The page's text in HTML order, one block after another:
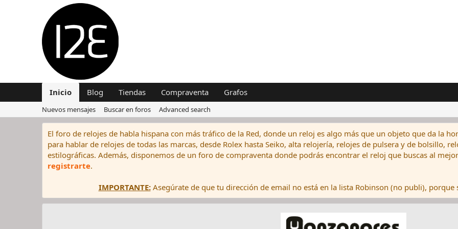
Inicio Blog Tiendas Compraventa Grafos
Nuevos mensajes Buscar en foros Advanced search
El foro de relojes de habla hispana con más tráfico de la Red, donde un reloj es algo más que un objeto que da la
para hablar de relojes de todas las marcas, desde Rolex hasta Seiko, alta relojería, relojes de pulsera y de bolsillo,
estilográficas. Además, disponemos de un foro de compraventa donde podrás encontrar el reloj que buscas al
registrarte.
IMPORTANTE:Asegúrate de que tu dirección de email no está en la lista Robinson (no publi), porque